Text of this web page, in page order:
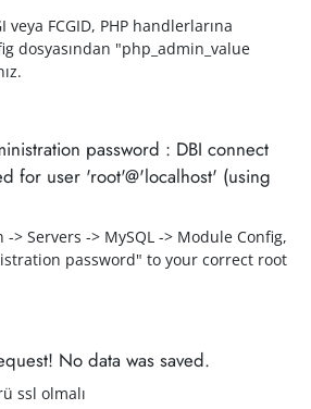
FCGID, PHP handlerlarına
dosyasından "php_admin_value
password : DBI connect
for user 'root'@'localhost' (using
> Servers -> MySQL -> Module Config,
password" to your correct root
No data was saved.
ssl olmalı